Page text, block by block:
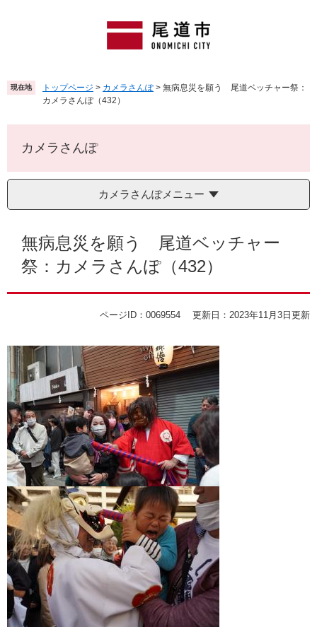
頭
で
。
飛
ば
て
へ
現在地 トップページ > カメラさんぽ > 無病息災を願う 尾道ベッチャー祭：
カメラさんぽ（432）
カメラさんぽ
カメラさんぽメニュー
無病息災を願う 尾道ベッチャー
祭：カメラさんぽ（432）
ページID：0069554 更新日：2023年11月3日更新